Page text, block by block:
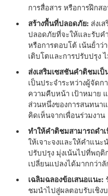
การสื่อสาร หรือการฝึกส
สร้างพื้นที่ปลอดภัย: ส่งเ
ปลอดภัยที่จะให้และรับคํ
หรือการตอบโต้ เน้นย้ําว่
เติบโตและการปรับปรุง
ส่งเสริมเซสชันคําติชมเป็
เป็นประจําระหว่างผู้จัดก
ความคืบหน้า เป้าหมาย
ส่วนหนึ่งของการสนทนา
คิดเห็นจากเพื่อนร่วมงาน
ทําให้คําติชมสามารถดํา
ให้เจาะจงและให้คําแน
ปรับปรุง มุ่งเน้นไปที่พฤติ
เปลี่ยนแปลงได้มากกว่
เฉลิมฉลองข้อเสนอแนะ:
ชมนําไปสู่ผลตอบรับเชิง